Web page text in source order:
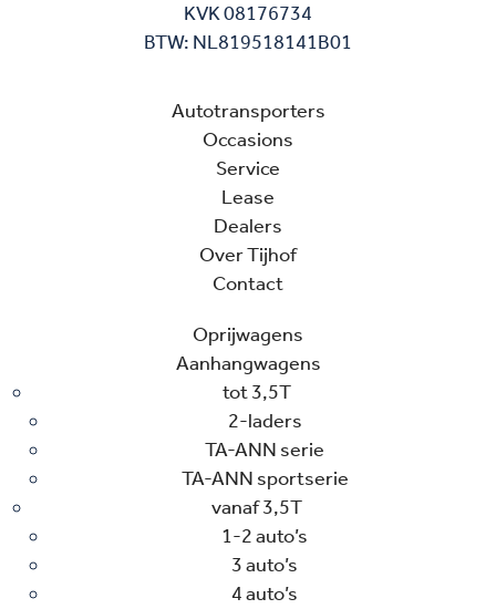
KVK 08176734
BTW: NL819518141B01
Autotransporters
Occasions
Service
Lease
Dealers
Over Tijhof
Contact
Oprijwagens
Aanhangwagens
tot 3,5T
2-laders
TA-ANN serie
TA-ANN sportserie
vanaf 3,5T
1-2 auto’s
3 auto’s
4 auto’s